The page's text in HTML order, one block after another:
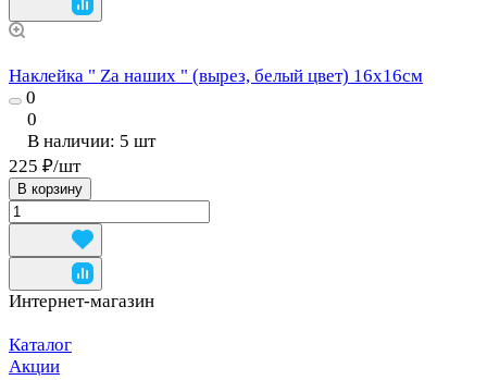
Наклейка " Zа наших " (вырез, белый цвет) 16х16см
0
0
В наличии: 5 шт
225 ₽/шт
В корзину
Интернет-магазин
Каталог
Акции